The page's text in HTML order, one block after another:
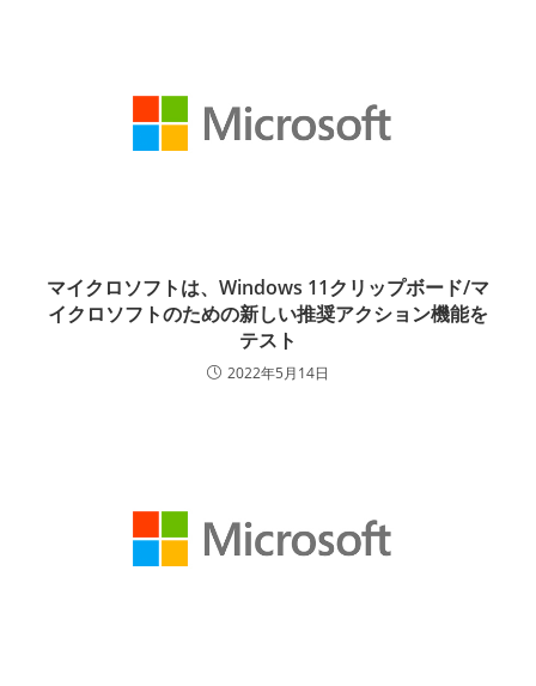
マイクロソフトは、Windows 11クリップボード/マ
イクロソフトのための新しい推奨アクション機能を
テスト
2022年5月14日